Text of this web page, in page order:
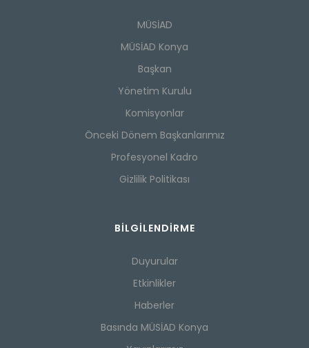
MÜSİAD
MÜSİAD Konya
Başkan
Yönetim Kurulu
Komisyonlar
Önceki Dönem Başkanlarımız
Profesyonel Kadro
Gizlilik Politikası
BILGILENDIRME
Duyurular
Etkinlikler
Haberler
Basında MÜSİAD Konya